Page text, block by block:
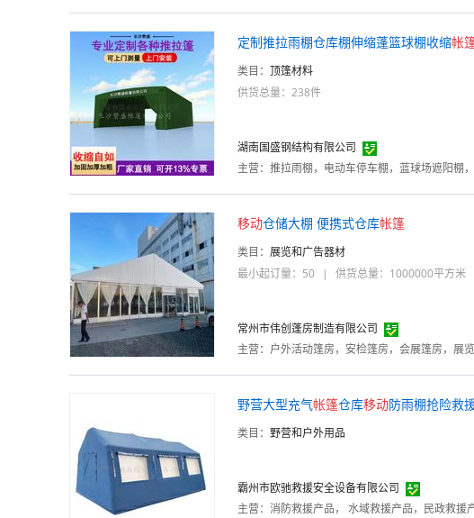
定制推拉雨棚仓库棚伸缩蓬篮球棚收缩帐
类目： 顶篷材料
供货总量：238件
湖南国盛钢结构有限公司
主营： 推拉雨棚，电动车停车棚，蓝球场遮阳棚
移动仓储大棚 便携式仓库帐篷
类目： 展览和广告器材
最小起订量：50
| 供货总量：1000000平方米
常州市伟创蓬房制造有限公司
主营：
野营大型充气帐篷仓库移动防雨棚抢险救
类目： 野营和户外用品
霸州市欧驰救援安全设备有限公司
主营： 消防救援产品， 水域救援产品，民政救援